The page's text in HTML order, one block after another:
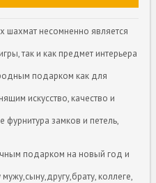
несомненно является
так и как предмет интерьера
подарком как для
искусство, качество и
фурнитура замков и петель,
подарком на новый год и
коллеге,